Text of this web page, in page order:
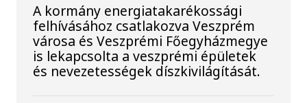
A kormány energiatakarékossági
felhívásához csatlakozva Veszprém
városa és Veszprémi Főegyházmegye
is lekapcsolta a veszprémi épületek
és nevezetességek díszkivilágítását.